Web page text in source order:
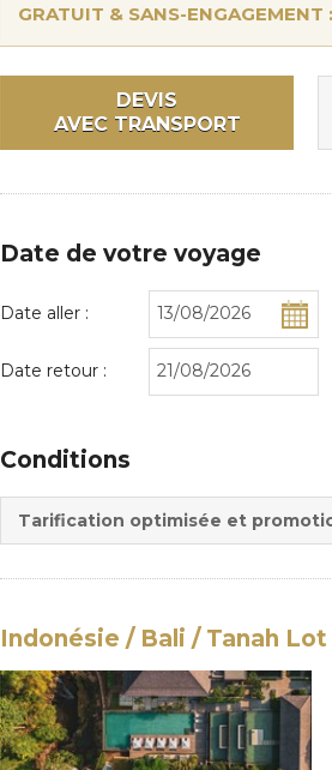
GRATUIT & SANS-ENGAGEMENT :
DEVIS
AVEC TRANSPORT
Date de votre voyage
Date aller :
Date retour :
Conditions
Tarification optimisée et
Indonésie / Bali / Tanah Lot